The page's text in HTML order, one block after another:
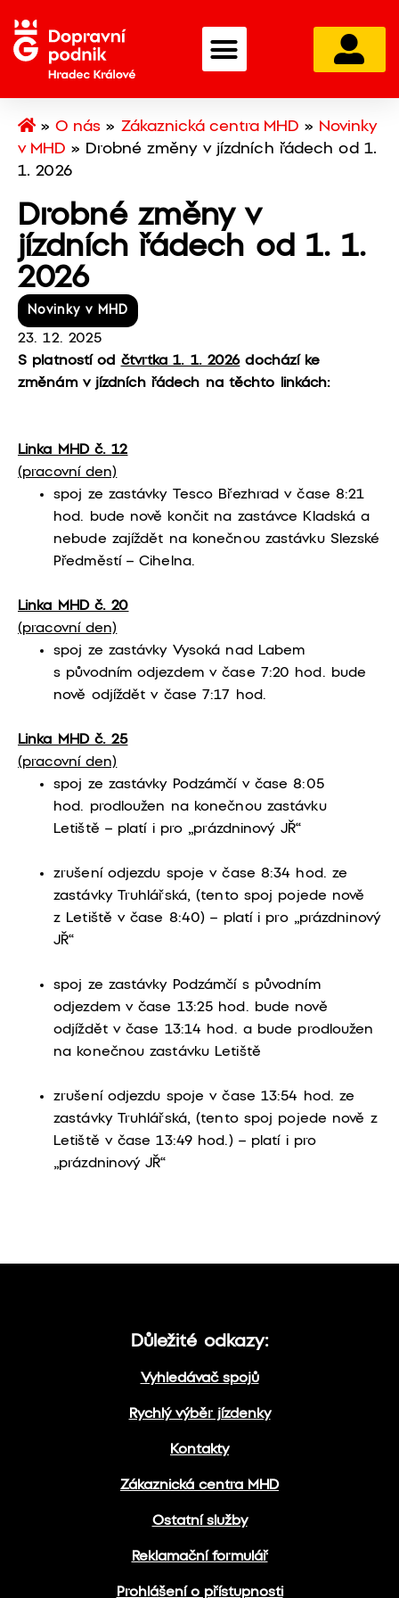
»O nás » Zákaznická centra MHD » Novinky
v MHD » Drobné změny v jízdních řádech od 1.
1. 2026
Drobné změny v
jízdních řádech od 1. 1.
2026
Novinky v MHD
23. 12. 2025
S platností od čtvrtka 1. 1. 2026dochází ke
změnám v jízdních řádech na těchto linkách:
Linka MHD č. 12
(pracovní den)
spoj ze zastávky Tesco Březhrad v čase 8:21
hod. bude nově končit na zastávce Kladská a
nebude zajíždět na konečnou zastávku Slezské
Předměstí – Cihelna.
Linka MHD č. 20
(pracovní den)
spoj ze zastávky Vysoká nad Labem
s původním odjezdem v čase 7:20 hod. bude
nově odjíždět v čase 7:17 hod.
Linka MHD č. 25
(pracovní den)
spoj ze zastávky Podzámčí v čase 8:05
hod. prodloužen na konečnou zastávku
Letiště – platí i pro „prázdninový JŘ“
zrušení odjezdu spoje v čase 8:34 hod. ze
zastávky Truhlářská, (tento spoj pojede nově
z Letiště v čase 8:40) – platí i pro „prázdninový
JŘ“
spoj ze zastávky Podzámčí s původním
odjezdem v čase 13:25 hod. bude nově
odjíždět v čase 13:14 hod. a bude prodloužen
na konečnou zastávku Letiště
zrušení odjezdu spoje v čase 13:54 hod. ze
zastávky Truhlářská, (tento spoj pojede nově z
Letiště v čase 13:49 hod.) – platí i pro
„prázdninový JŘ“
Důležité odkazy:
Vyhledávač spojů
Rychlý výběr jízdenky
Kontakty
Zákaznická centra MHD
Ostatní služby
Reklamační formulář
Prohlášení o přístupnosti